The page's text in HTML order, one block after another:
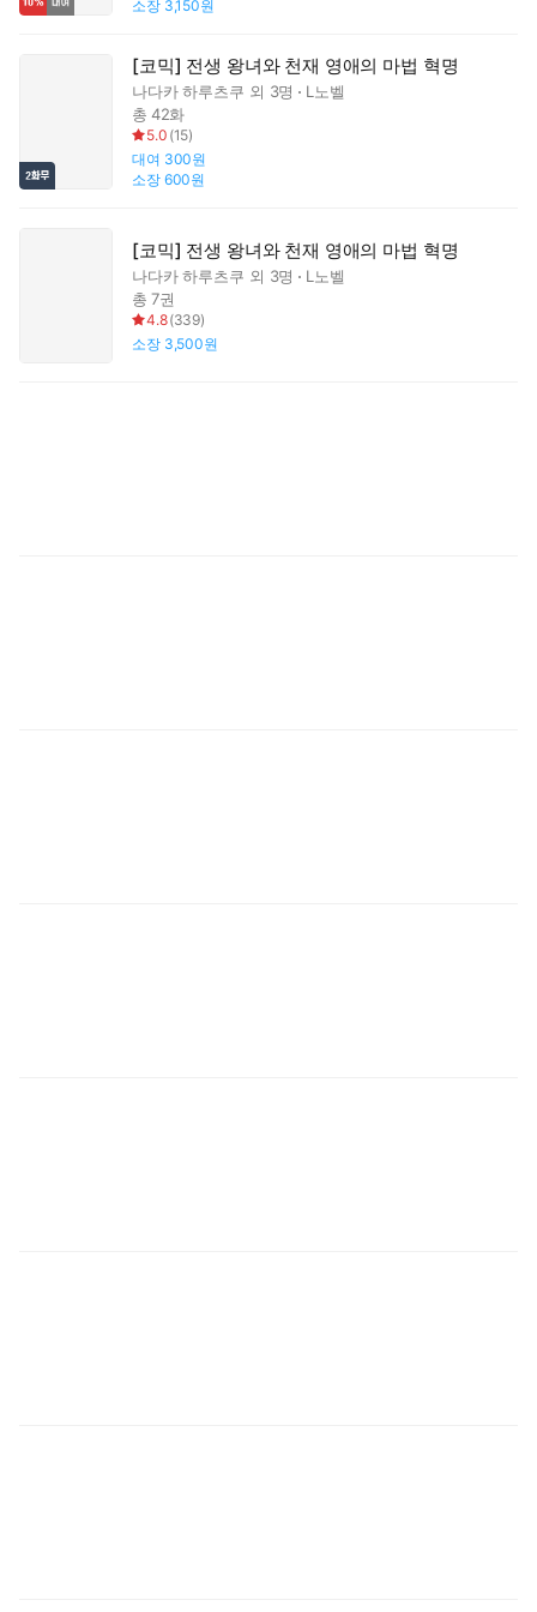
소장 3,150원
[코믹] 전생 왕녀와 천재 영애의 마법 혁명
나다카 하루츠쿠 외 3명
L노벨
총 42화
5.0 (15)
대여 300원
소장 600원
[코믹] 전생 왕녀와 천재 영애의 마법 혁명
나다카 하루츠쿠 외 3명
L노벨
총 7권
4.8(339)
소장 3,500원